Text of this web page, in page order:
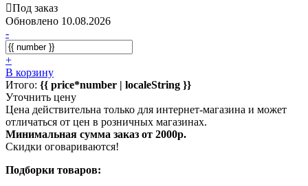
Под заказ
Обновлено 10.08.2026
-
+
В корзину
Итого: {{ price*number | localeString }}
Уточнить цену
Цена действительна только для интернет-магазина и может
отличаться от цен в розничных магазинах.
Минимальная сумма заказ от 2000р.
Скидки оговариваются!
Подборки товаров: